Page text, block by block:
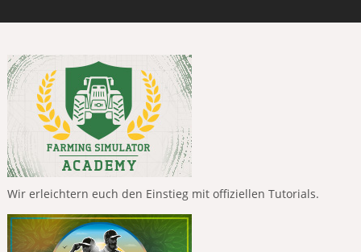
Wir erleichtern euch den Einstieg mit offiziellen Tutorials.